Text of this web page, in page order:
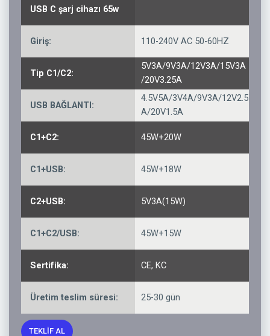
USB C şarj cihazı 65w
Giriş: 110-240V AC 50-60HZ
Tip C1/C2:
5V3A/9V3A/12V3A/15V3A
/20V3.25A
USB BAĞLANTI:
4.5V5A/3V4A/9V3A/12V2.5
A/20V1.5A
C1+C2: 45W+20W
C1+USB: 45W+18W
C2+USB: 5V3A(15W)
C1+C2/USB: 45W+15W
Sertifika: CE, KC
Üretim teslim süresi: 25-30 gün
TEKLIF AL